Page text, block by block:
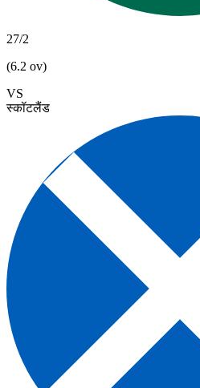
27/2
(6.2 ov)
VS
स्कॉटलैंड